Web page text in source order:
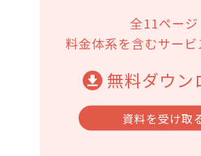
全11ページ
料金体系を含むサー
無料ダウン
資料を受け取